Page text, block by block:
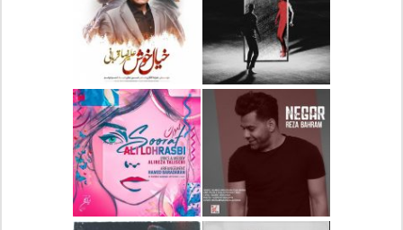
دانلود آلبوم جدید سیروان
خسروی بنام مونولوگ
دانلود آهنگ جدید علیرضا
قربانی بنام خیال خوش